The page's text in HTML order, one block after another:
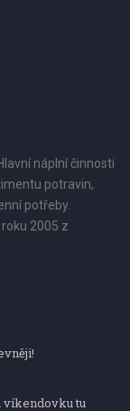
náplní činnosti
potravin,
potřeby.
2005 z
víkendovku tu